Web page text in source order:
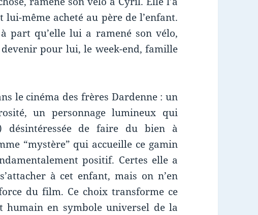
même acheté au père de l’enfant.
part qu’elle lui a ramené son vélo,
pour lui, le week-end, famille
le cinéma des frères Dardenne : un
un personnage lumineux qui
désintéressée de faire du bien à
“mystère” qui accueille ce gamin
positif. Certes elle a
à cet enfant, mais on n’en
du film. Ce choix transforme ce
humain en symbole universel de la